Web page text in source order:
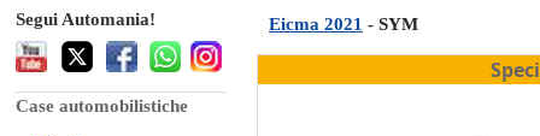
Segui Automania!
Case automobilistiche
Eicma 2021 - SYM